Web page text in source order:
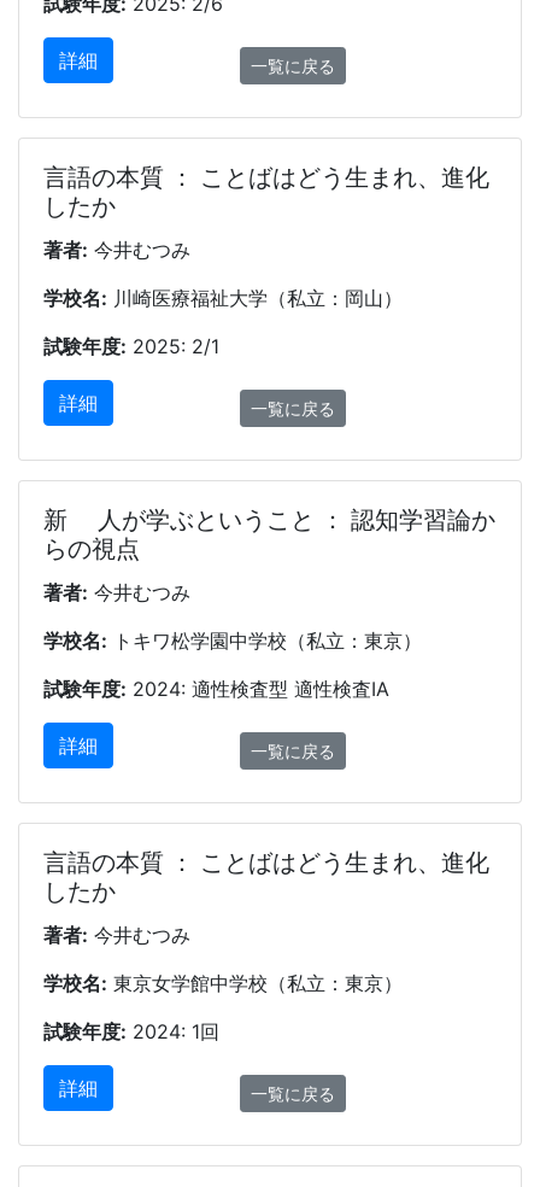
詳細 一覧に戻る
言語の本質 ： ことばはどう生まれ、進化
したか
著者: 今井むつみ
学校名: 川崎医療福祉大学（私立：岡山）
試験年度: 2025: 2/1
詳細 一覧に戻る
新 人が学ぶということ ： 認知学習論か
らの視点
著者: 今井むつみ
学校名: トキワ松学園中学校（私立：東京）
試験年度: 2024: 適性検査型 適性検査ⅠA
詳細 一覧に戻る
言語の本質 ： ことばはどう生まれ、進化
したか
著者: 今井むつみ
学校名: 東京女学館中学校（私立：東京）
試験年度: 2024: 1回
詳細 一覧に戻る